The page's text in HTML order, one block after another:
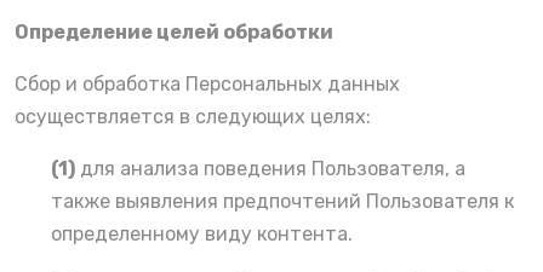
Определение целей обработки
Сбор и обработка Персональных данных
осуществляется в следующих целях:
(1) для анализа поведения Пользователя, а
также выявления предпочтений Пользователя к
определенному виду контента.